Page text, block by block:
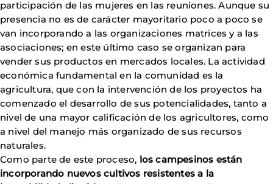
participación de las mujeres en las reuniones. Aunque su
presencia no es de carácter mayoritario poco a poco se
van incorporando a las organizaciones matrices y a las
asociaciones; en este último caso se organizan para
vender sus productos en mercados locales. La actividad
económica fundamental en la comunidad es la
agricultura, que con la intervención de los proyectos ha
comenzado el desarrollo de sus potencialidades, tanto a
nivel de una mayor calificación de los agricultores, como
a nivel del manejo más organizado de sus recursos
naturales.
Como parte de este proceso, los campesinos están
incorporando nuevos cultivos resistentes a la